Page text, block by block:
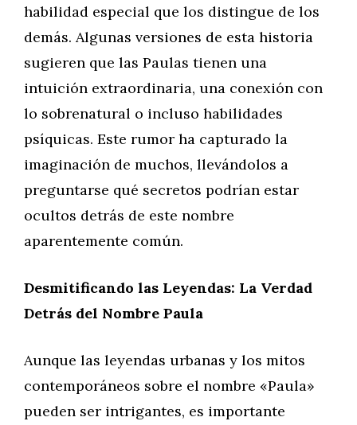
habilidad especial que los distingue de los
demás. Algunas versiones de esta historia
sugieren que las Paulas tienen una
intuición extraordinaria, una conexión con
lo sobrenatural o incluso habilidades
psíquicas. Este rumor ha capturado la
imaginación de muchos, llevándolos a
preguntarse qué secretos podrían estar
ocultos detrás de este nombre
aparentemente común.
Desmitificando las Leyendas: La Verdad
Detrás del Nombre Paula
Aunque las leyendas urbanas y los mitos
contemporáneos sobre el nombre «Paula»
pueden ser intrigantes, es importante